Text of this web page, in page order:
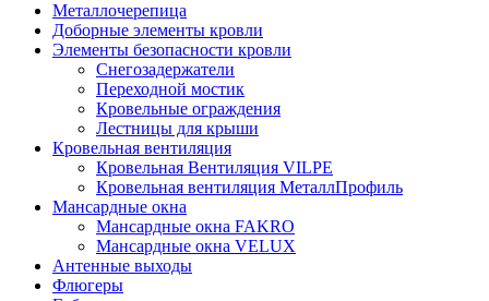
Металлочерепица
Доборные элементы кровли
Элементы безопасности кровли
Снегозадержатели
Переходной мостик
Кровельные ограждения
Лестницы для крыши
Кровельная вентиляция
Кровельная Вентиляция VILPE
Кровельная вентиляция МеталлПрофиль
Мансардные окна
Мансардные окна FAKRO
Мансардные окна VELUX
Антенные выходы
Флюгеры